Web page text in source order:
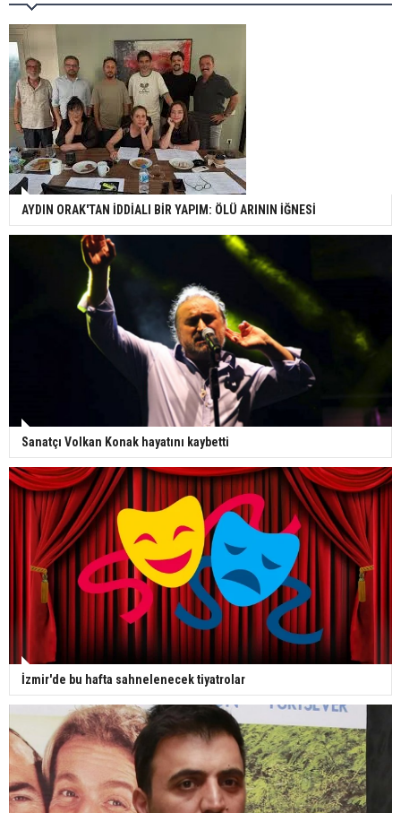
AYDIN ORAK'TAN İDDİALI BİR YAPIM: ÖLÜ ARININ İĞNESİ
Sanatçı Volkan Konak hayatını kaybetti
İzmir'de bu hafta sahnelenecek tiyatrolar